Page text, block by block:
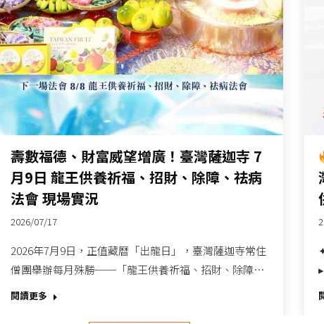
壽數福德、財富威望增廣！臺灣薩迦寺 7
月9日 龍王供養祈福、招財、除障、祛病
法會 現場實況
2026/07/17
2026年7月9日，正值藏曆「出龍日」，臺灣薩迦寺常住
僧團舉辦每月殊勝──「龍王供養祈福、招財、除障…
閱讀更多